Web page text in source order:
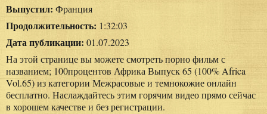
Выпустил: Франция
Продолжительность: 1:32:03
Дата публикации: 01.07.2023
На этой странице вы можете смотреть порно фильм с
названием; 100процентов Африка Выпуск 65 (100% Africa
Vol.65) из категории Межрасовые и темнокожие онлайн
бесплатно. Наслаждайтесь этим горячим видео прямо сейчас
в хорошем качестве и без регистрации.